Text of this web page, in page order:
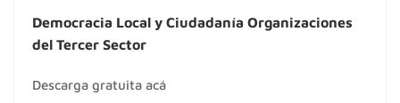
Democracia Local y Ciudadanía Organizaciones
del Tercer Sector
Descarga gratuita acá